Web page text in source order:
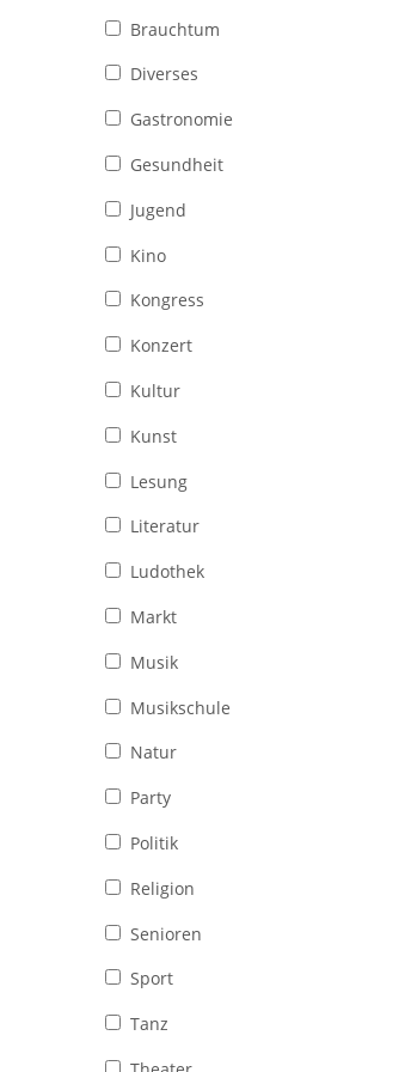
Brauchtum
Diverses
Gastronomie
Gesundheit
Jugend
Kino
Kongress
Konzert
Kultur
Kunst
Lesung
Literatur
Ludothek
Markt
Musik
Musikschule
Natur
Party
Politik
Religion
Senioren
Sport
Tanz